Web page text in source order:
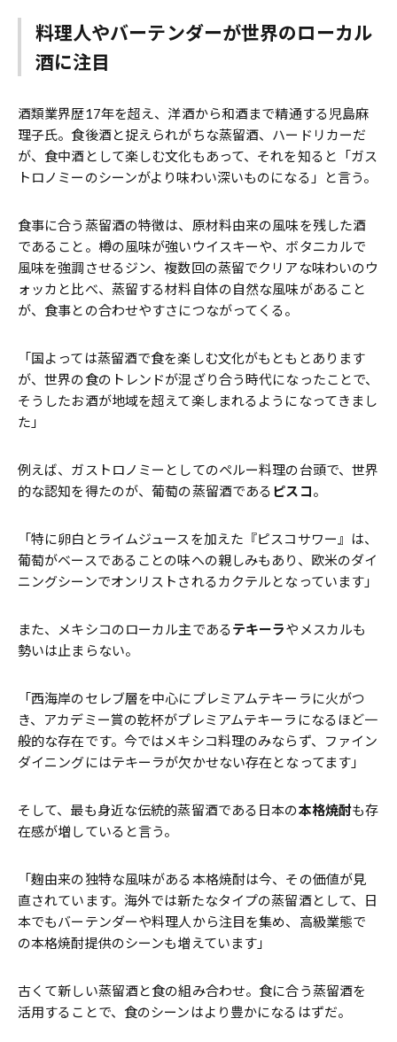
料理人やバーテンダーが世界のローカル
酒に注目
酒類業界歴17年を超え、洋酒から和酒まで精通する児島麻
理子氏。食後酒と捉えられがちな蒸留酒、ハードリカーだ
が、食中酒として楽しむ文化もあって、それを知ると「ガス
トロノミーのシーンがより味わい深いものになる」と言う。
食事に合う蒸留酒の特徴は、原材料由来の風味を残した酒
であること。樽の風味が強いウイスキーや、ボタニカルで
風味を強調させるジン、複数回の蒸留でクリアな味わいのウ
ォッカと比べ、蒸留する材料自体の自然な風味があること
が、食事との合わせやすさにつながってくる。
「国よっては蒸留酒で食を楽しむ文化がもともとあります
が、世界の食のトレンドが混ざり合う時代になったことで、
そうしたお酒が地域を超えて楽しまれるようになってきまし
た」
例えば、ガストロノミーとしてのペルー料理の台頭で、世界
的な認知を得たのが、葡萄の蒸留酒である ピスコ。
「特に卵白とライムジュースを加えた『ピスコサワー』は、
葡萄がベースであることの味への親しみもあり、欧米のダイ
ニングシーンでオンリストされるカクテルとなっています」
また、メキシコのローカル主であるテキーラやメスカルも
勢いは止まらない。
「西海岸のセレブ層を中心にプレミアムテキーラに火がつ
き、アカデミー賞の乾杯がプレミアムテキーラになるほど一
般的な存在です。今ではメキシコ料理のみならず、ファイン
ダイニングにはテキーラが欠かせない存在となってます」
そして、最も身近な伝統的蒸留酒である日本の本格焼酎も存
在感が増していると言う。
「麹由来の独特な風味がある本格焼酎は今、その価値が見
直されています。海外では新たなタイプの蒸留酒として、日
本でもバーテンダーや料理人から注目を集め、高級業態で
の本格焼酎提供のシーンも増えています」
古くて新しい蒸留酒と食の組み合わせ。食に合う蒸留酒を
活用することで、食のシーンはより豊かになるはずだ。